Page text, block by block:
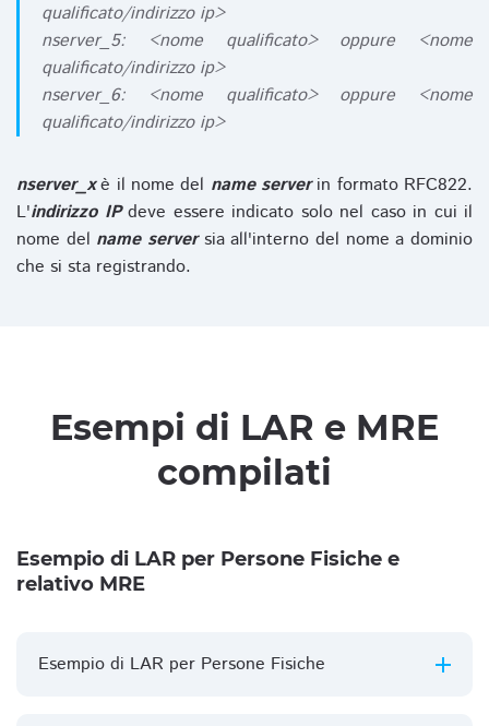
qualificato/indirizzo ip>
nserver_5: <nome qualificato> oppure <nome
qualificato/indirizzo ip>
nserver_6: <nome qualificato> oppure <nome
qualificato/indirizzo ip>
nserver_xè il nome del name serverin formato RFC822.
L'indirizzo IPdeve essere indicato solo nel caso in cui il
nome del name serversia all'interno del nome a dominio
che si sta registrando.
Esempi di LAR e MRE
compilati
Esempio di LAR per Persone Fisiche e
relativo MRE
Esempio di LAR per Persone Fisiche